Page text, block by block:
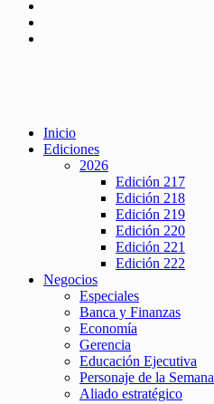
Inicio
Ediciones
2026
Edición 217
Edición 218
Edición 219
Edición 220
Edición 221
Edición 222
Negocios
Especiales
Banca y Finanzas
Economía
Gerencia
Educación Ejecutiva
Personaje de la Semana
Aliado estratégico